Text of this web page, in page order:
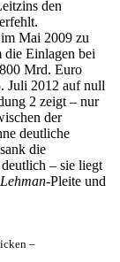
den
Mai 2009 zu
die Einlagen bei
Mrd. Euro
Juli 2012 auf null
2 zeigt – nur
der
deutliche
die
– sie liegt
Lehman-Pleite und
–